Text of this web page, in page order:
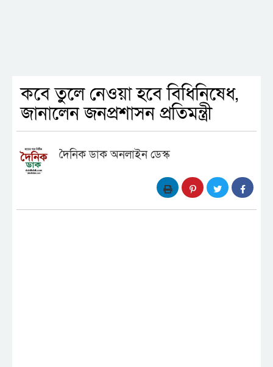
কবে তুলে নেওয়া হবে বিধিনিষেধ,
জানালেন জনপ্রশাসন প্রতিমন্ত্রী
দৈনিক ডাক অনলাইন ডেস্ক